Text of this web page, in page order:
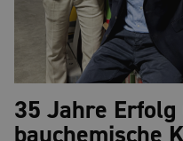
35 Jahre